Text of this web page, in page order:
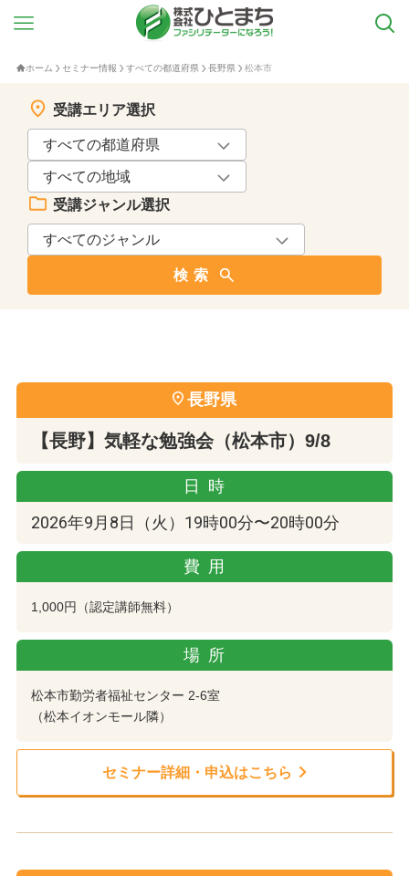
ホーム セミナー情報 すべての都道府県 長野県 松本市
受講エリア選択
受講ジャンル選択
検索
長野県
【長野】気軽な勉強会（松本市）9/8
日時
2026年9月8日（火）19時00分〜20時00分
費用
1,000円（認定講師無料）
場所
松本市勤労者福祉センター 2-6室
（松本イオンモール隣）
セミナー詳細・申込はこちら